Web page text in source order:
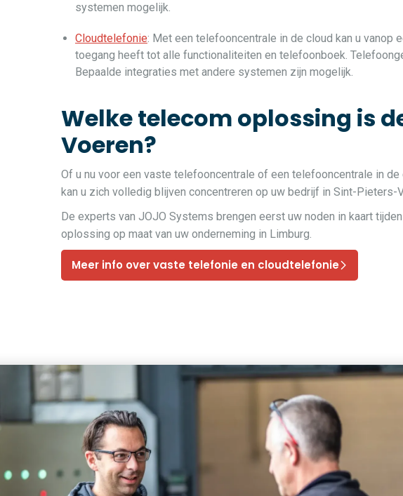
systemen mogelijk.
Cloudtelefonie: Met een telefooncentrale in de cloud kan u vanop
toegang heeft tot alle functionaliteiten en telefoonboek.
Bepaalde integraties met andere systemen zijn mogelijk.
Welke telecom oplossing is
Voeren?
Of u nu voor een vaste telefooncentrale of een telefooncentrale in
kan u zich volledig blijven concentreren op uw bedrijf in Sint-Pieters-
De experts van JOJO Systems brengen eerst uw noden in kaart
oplossing op maat van uw onderneming in Limburg.
Meer info over vaste telefonie en cloudtelefonie